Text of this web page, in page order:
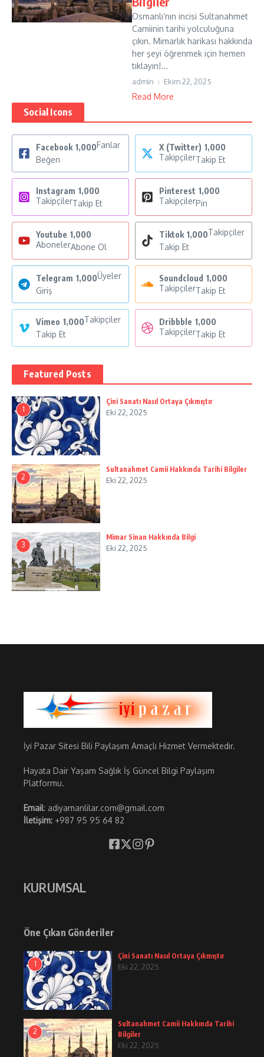
Osmanlı’nın incisi Sultanahmet
Camiinin tarihi yolculuğuna
çıkın. Mimarlık harikası hakkında
her şeyi öğrenmek için hemen
tıklayın!...
admin Ekim 22, 2025
Read More
Social Icons
Facebook 1,000Fanlar
Beğen
X (Twitter) 1,000
TakipçilerTakip Et
Instagram 1,000
TakipçilerTakip Et
Pinterest 1,000
TakipçilerPin
Youtube 1,000
AbonelerAbone Ol
Tiktok 1,000Takipçiler
Takip Et
Telegram 1,000Üyeler
Giriş
Soundcloud 1,000
TakipçilerTakip Et
Vimeo 1,000Takipçiler
Takip Et
Dribbble 1,000
TakipçilerTakip Et
Featured Posts
1
Çini Sanatı Nasıl Ortaya Çıkmıştır
Eki 22, 2025
2
Sultanahmet Camii Hakkında Tarihi Bilgiler
Eki 22, 2025
3
Mimar Sinan Hakkında Bilgi
Eki 22, 2025
İyi Pazar Sitesi Bili Paylaşım Amaçlı Hizmet Vermektedir.
Hayata Dair Yaşam Sağlık İş Güncel Bilgi Paylaşım
Platformu.
Email: adiyamanlilar.com@gmail.com
İletişim: +987 95 95 64 82
KURUMSAL
Öne Çıkan Gönderiler
1
Çini Sanatı Nasıl Ortaya Çıkmıştır
Eki 22, 2025
2
Sultanahmet Camii Hakkında Tarihi
Bilgiler
Eki 22, 2025